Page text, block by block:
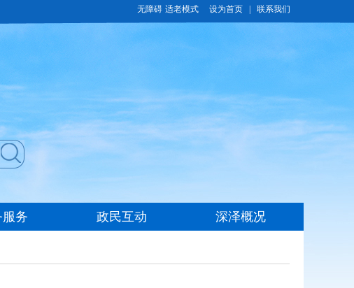
无障碍 适老模式